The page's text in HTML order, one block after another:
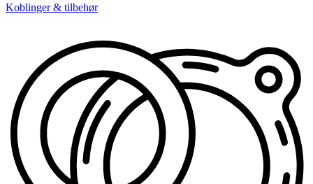
Koblinger & tilbehør